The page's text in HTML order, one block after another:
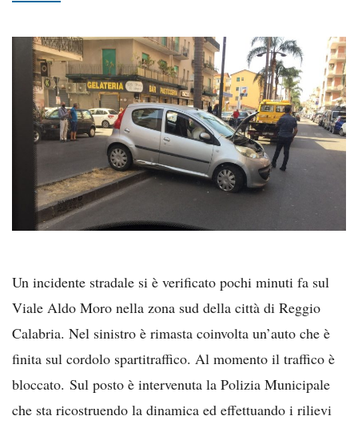
Un incidente stradale si è verificato pochi minuti fa sul
Viale Aldo Moro nella zona sud della città di Reggio
Calabria. Nel sinistro è rimasta coinvolta un’auto che è
finita sul cordolo spartitraffico. Al momento il traffico è
bloccato. Sul posto è intervenuta la Polizia Municipale
che sta ricostruendo la dinamica ed effettuando i rilievi